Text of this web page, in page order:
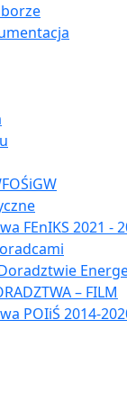
FEnIKS 2021 -
– FILM
POIiŚ 2014-